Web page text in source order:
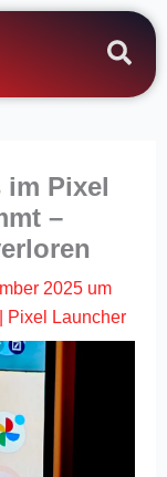
im Pixel
–
2025 um
Pixel Launcher